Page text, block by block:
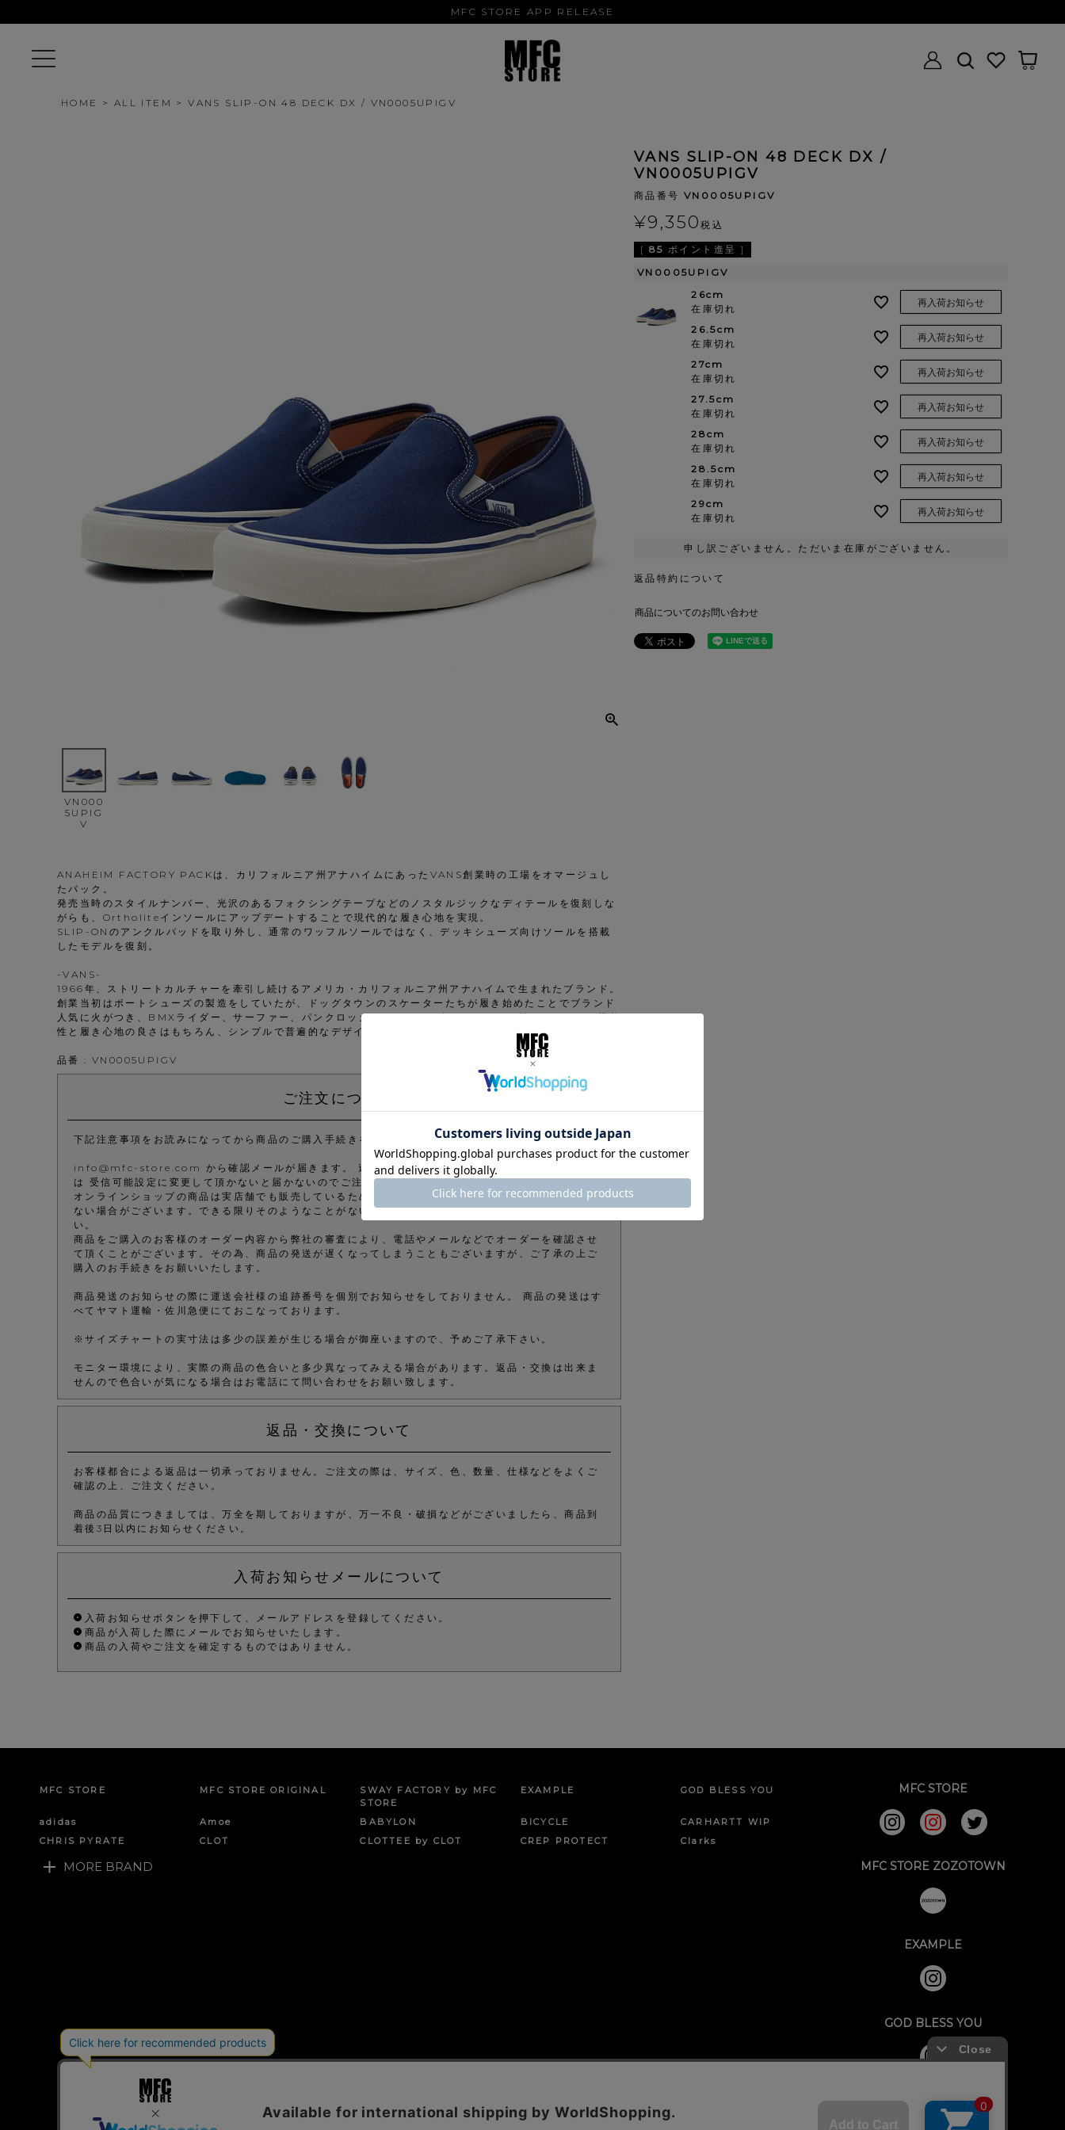
MFC STORE APP RELEASE
HOME ALL ITEM VANS SLIP-ON 48 DECK DX / VN0005UPIGV
VN000
5UPIG
V
ANAHEIM FACTORY PACKは、カリフォルニア州アナハイムにあったVANS創業時の工場をオマージュし
たパック。
発売当時のスタイルナンバー、光沢のあるフォクシングテープなどのノスタルジックなディテールを復刻しな
がらも、Ortholiteインソールにアップデートすることで現代的な履き心地を実現。
SLIP-ONのアンクルパッドを取り外し、通常のワッフルソールではなく、デッキシューズ向けソールを搭載
したモデルを復刻。
-VANS-
1966年、ストリートカルチャーを牽引し続けるアメリカ・カリフォルニア州アナハイムで生まれたブランド。
創業当初はボートシューズの製造をしていたが、ドッグタウンのスケーターたちが履き始めたことでブランド
人気に火がつき、BMXライダー、サーファー、パンクロッカーをはじめ、多くのファンを魅了している。機能
性と履き心地の良さはもちろん、シンプルで普遍的なデザインが現在まで愛され続けている。
品番 : VN0005UPIGV
ご注文について
下記注意事項をお読みになってから商品のご購入手続きをお願い致します。
info@mfc-store.com から確認メールが届きます。 迷惑メールフィルターの設定をされている場合
は 受信可能設定に変更して頂かないと届かないのでご注意ください。
オンラインショップの商品は実店舗でも販売しているため、ご注文確定後でもタイミングにより在庫が
ない場合がございます。できる限りそのようなことがないよう管理しておりますが、予めご了承下さ
い。
商品をご購入のお客様のオーダー内容から弊社の審査により、電話やメールなどでオーダーを確認させ
て頂くことがございます。その為、商品の発送が遅くなってしまうこともございますが、ご了承の上ご
購入のお手続きをお願いいたします。
商品発送のお知らせの際に運送会社様の追跡番号を個別でお知らせをしておりません。 商品の発送はす
べてヤマト運輸・佐川急便にておこなっております。
※サイズチャートの実寸法は多少の誤差が生じる場合が御座いますので、予めご了承下さい。
モニター環境により、実際の商品の色合いと多少異なってみえる場合があります。返品・交換は出来ま
せんので色合いが気になる場合はお電話にて問い合わせをお願い致します。
返品・交換について
お客様都合による返品は一切承っておりません。ご注文の際は、サイズ、色、数量、仕様などをよくご
確認の上、ご注文ください。
商品の品質につきましては、万全を期しておりますが、万一不良・破損などがございましたら、商品到
着後3日以内にお知らせください。
入荷お知らせメールについて
入荷お知らせボタンを押下して、メールアドレスを登録してください。
商品が入荷した際にメールでお知らせいたします。
商品の入荷やご注文を確定するものではありません。
VANS SLIP-ON 48 DECK DX /
VN0005UPIGV
商品番号 VN0005UPIGV
¥9,350税込
[ 85 ポイント進呈 ]
VN0005UPIGV
26cm
在庫切れ
再入荷お知らせ
26.5cm
在庫切れ
再入荷お知らせ
27cm
在庫切れ
再入荷お知らせ
27.5cm
在庫切れ
再入荷お知らせ
28cm
在庫切れ
再入荷お知らせ
28.5cm
在庫切れ
再入荷お知らせ
29cm
在庫切れ
再入荷お知らせ
申し訳ございません。ただいま在庫がございません。
返品特約について
商品についてのお問い合わせ
MFC STORE MFC STORE ORIGINAL
SWAY FACTORY by MFC
STORE
EXAMPLE GOD BLESS YOU
adidas Amoe BABYLON BICYCLE
CARHARTT WIP
CHRIS PYRATE
CLOT CLOTTEE by CLOT CREP PROTECT Clarks
MORE BRAND
MFC STORE
MFC STORE ZOZOTOWN
EXAMPLE
GOD BLESS YOU